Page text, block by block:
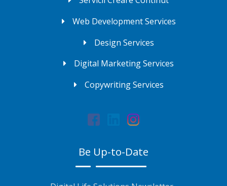
Web Development Services
Design Services
Digital Marketing Services
Copywriting Services
Be Up-to-Date